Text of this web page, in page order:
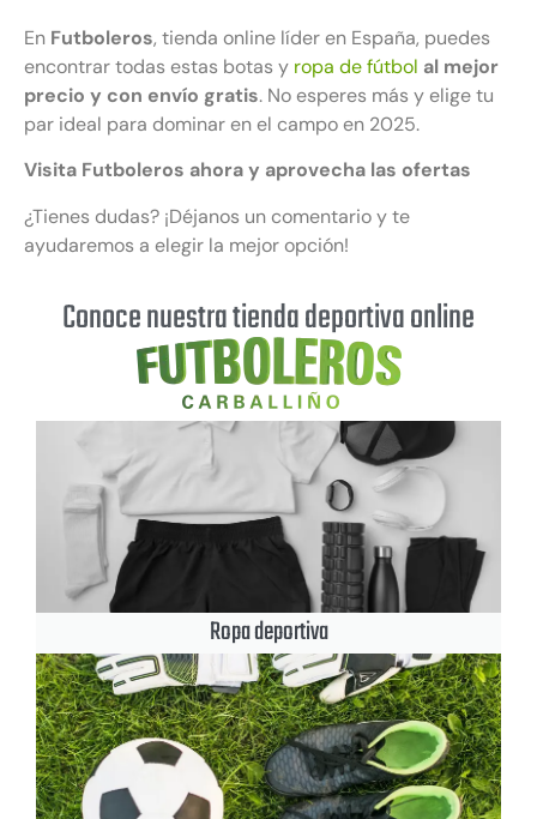
En Futboleros, tienda online líder en España, puedes
encontrar todas estas botas y ropa de fútbol al mejor
precio y con envío gratis. No esperes más y elige tu
par ideal para dominar en el campo en 2025.
Visita Futboleros ahora y aprovecha las ofertas
¿Tienes dudas? ¡Déjanos un comentario y te
ayudaremos a elegir la mejor opción!
Conoce nuestra tienda deportiva online
Ropa deportiva